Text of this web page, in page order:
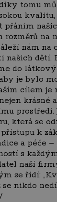
tomu
kvalitu,
přáním
na
nám na
našich dětí.
do
je bylo
cílem je
krásné
prostředí.
která se
k
a péče
s
naší
se řídí:
nikdo